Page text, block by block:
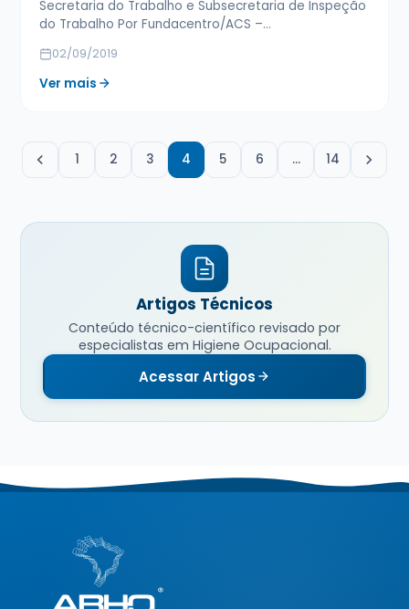
Secretaria do Trabalho e Subsecretaria de Inspeção
do Trabalho Por Fundacentro/ACS –…
02/09/2019
Ver mais
1 2 3 4 5 6 … 14
Artigos Técnicos
Conteúdo técnico-científico revisado por
especialistas em Higiene Ocupacional.
Acessar Artigos